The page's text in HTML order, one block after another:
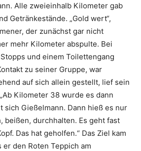
Alle zweieinhalb Kilometer gab
Getränkestände. „Gold wert“,
der zunächst gar nicht
mehr Kilometer abspulte. Bei
und einem Toilettengang
zu seiner Gruppe, war
auf sich allein gestellt, lief sein
Kilometer 38 wurde es dann
sich Gießelmann. Dann hieß es nur
beißen, durchhalten. Es geht fast
Das hat geholfen.“ Das Ziel kam
er den Roten Teppich am